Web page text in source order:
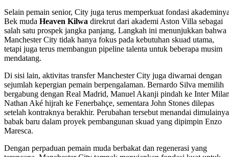
Selain pemain senior, City juga terus memperkuat fondasi
Bek muda Heaven Kilwa direkrut dari akademi Aston Villa sebagai
salah satu prospek jangka panjang. Langkah ini menunjukkan bahwa
Manchester City tidak hanya fokus pada kebutuhan skuad utama,
tetapi juga terus membangun pipeline talenta untuk beberapa musim
mendatang.
Di sisi lain, aktivitas transfer Manchester City juga diwarnai dengan
sejumlah kepergian pemain berpengalaman. Bernardo Silva memilih
bergabung dengan Real Madrid, Manuel Akanji pindah ke Inter
Nathan Aké hijrah ke Fenerbahçe, sementara John Stones dilepas
setelah kontraknya berakhir. Perubahan tersebut menandai dimulainya
babak baru dalam proyek pembangunan skuad yang dipimpin Enzo
Maresca.
Dengan perpaduan pemain muda berbakat dan regenerasi yang